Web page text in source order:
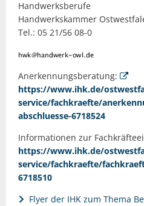
Handwerksberufe
Handwerkskammer
Tel.: 05 21/56 08-0
Anerkennungsberatung:
https://www.ihk.de/
service/fachkraefte/
abschluesse-6718524
Informationen zur
https://www.ihk.de/
service/fachkraefte/
6718510
Flyer der IHK zum Thema